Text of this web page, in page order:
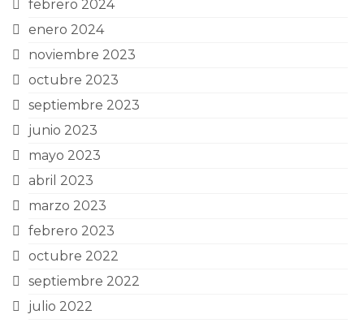
febrero 2024
enero 2024
noviembre 2023
octubre 2023
septiembre 2023
junio 2023
mayo 2023
abril 2023
marzo 2023
febrero 2023
octubre 2022
septiembre 2022
julio 2022